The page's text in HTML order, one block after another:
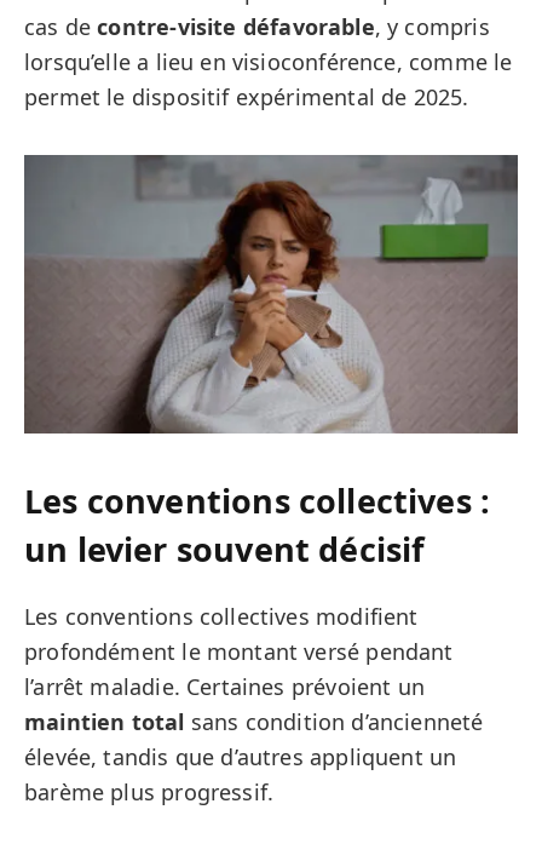
cas decontre-visite défavorable, y compris
lorsqu’elle a lieu en visioconférence, comme le
permet le dispositif expérimental de 2025.
Les conventions collectives :
un levier souvent décisif
Les conventions collectives modifient
profondément le montant versé pendant
l’arrêt maladie. Certaines prévoient un
maintien total sans condition d’ancienneté
élevée, tandis que d’autres appliquent un
barème plus progressif.